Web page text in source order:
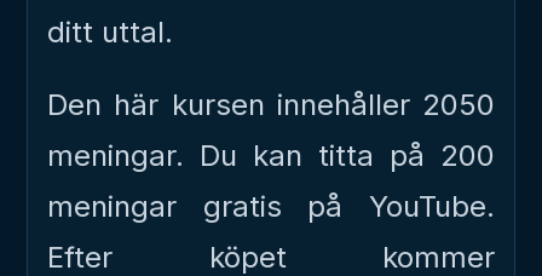
ditt uttal.
Den här kursen innehåller 2050
meningar. Du kan titta på 200
meningar gratis på YouTube.
Efter köpet kommer